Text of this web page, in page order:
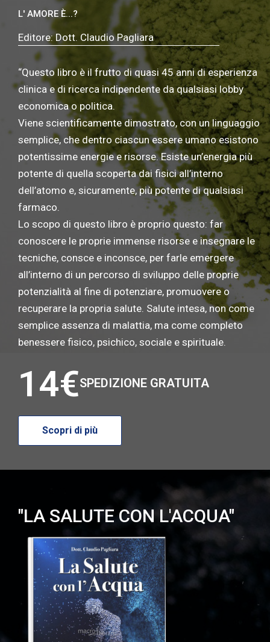
L' AMORE È...?
Editore: Dott. Claudio Pagliara
“Questo libro è il frutto di quasi 45annidi esperienza
clinica edi ricerca indipendente da qualsiasi lobby
economica o politica.
Viene scientificamente dimostrato, con un linguaggio
semplice, che dentro ciascun essere umano esistono
potentissime energie e risorse. Esiste un’energia più
potente di quella scoperta dai fisici all’interno
dell’atomo e, sicuramente, più potente di qualsiasi
farmaco.
Lo scopo di questo libro è proprio questo: far
conoscere le proprie immense risorse e insegnare le
tecniche, consce e inconsce, per farle emergere
all’interno di un percorso di sviluppo delle proprie
potenzialità al fine di potenziare, promuovere o
recuperare la propria salute. Salute intesa, non come
semplice assenza di malattia, ma come completo
benessere fisico, psichico, sociale e spirituale.
14€SPEDIZIONE GRATUITA
Scopri di più
"LA SALUTE CON L'ACQUA"